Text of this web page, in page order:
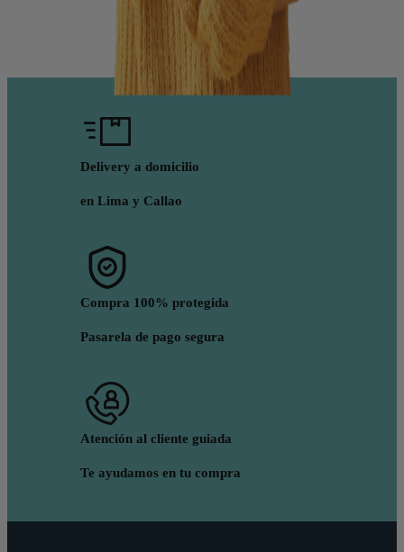
Delivery a domicilio
en Lima y Callao
Compra 100% protegida
Pasarela de pago segura
Atención al cliente guiada
Te ayudamos en tu compra